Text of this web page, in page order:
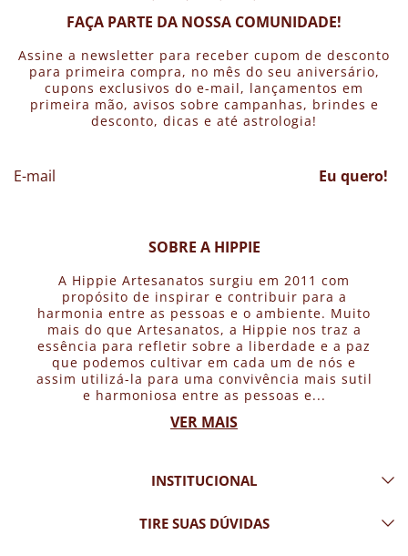
FAÇA PARTE DA NOSSA COMUNIDADE!
Assine a newsletter para receber cupom de desconto
para primeira compra, no mês do seu aniversário,
cupons exclusivos do e-mail, lançamentos em
primeira mão, avisos sobre campanhas, brindes e
desconto, dicas e até astrologia!
Eu quero!
SOBRE A HIPPIE
A Hippie Artesanatos surgiu em 2011 com
propósito de inspirar e contribuir para a
harmonia entre as pessoas e o ambiente. Muito
mais do que Artesanatos, a Hippie nos traz a
essência para refletir sobre a liberdade e a paz
que podemos cultivar em cada um de nós e
assim utilizá-la para uma convivência mais sutil
e harmoniosa entre as pessoas e...
VER MAIS
INSTITUCIONAL
TIRE SUAS DÚVIDAS